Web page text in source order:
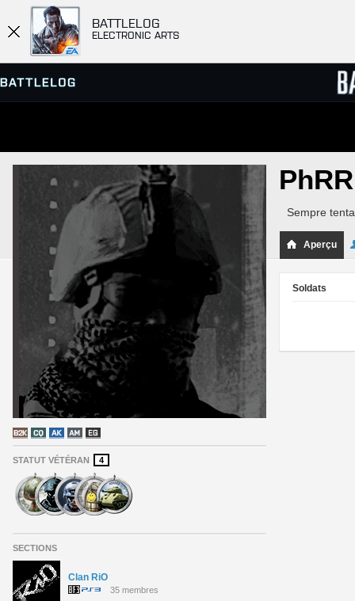
BATTLELOG
ELECTRONIC ARTS
SERVEURS
PARTIES
STATUT VÉTÉRAN 4
SECTIONS
Clan RiO
35 membres
Sempre
Aperçu
Soldats